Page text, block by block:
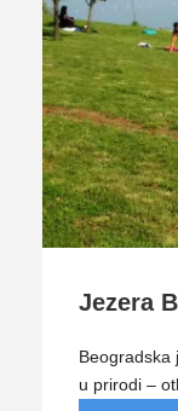
Jezera
Beogradska
u prirodi –